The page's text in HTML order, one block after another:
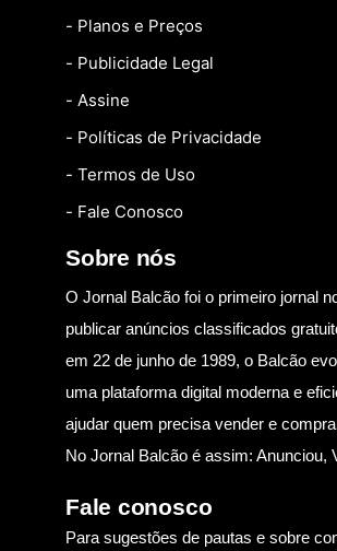
- Planos e Preços
- Publicidade Legal
- Assine
- Políticas de Privacidade
- Termos de Uso
- Fale Conosco
Sobre nós
O Jornal Balcão foi o primeiro jornal
publicar anúncios classificados
em 22 de junho de 1989, o Balcão
uma plataforma digital moderna e
ajudar quem precisa vender e
No Jornal Balcão é assim: Anunciou,
Fale conosco
Para sugestões de pautas e sobre